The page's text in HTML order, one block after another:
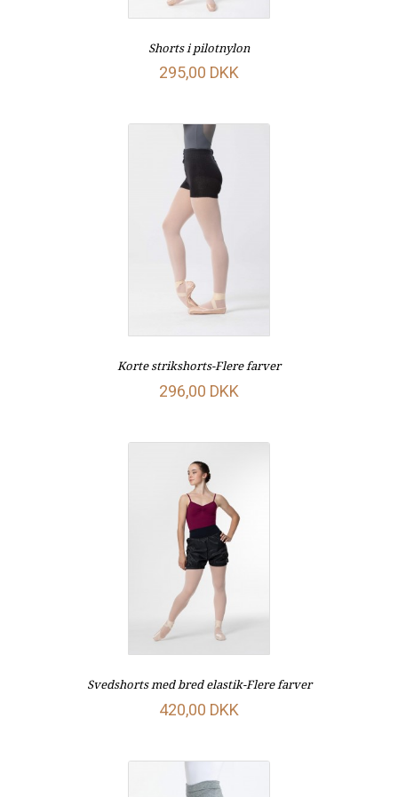
Shorts i pilotnylon
295,00 DKK
Korte strikshorts-Flere farver
296,00 DKK
Svedshorts med bred elastik-Flere farver
420,00 DKK